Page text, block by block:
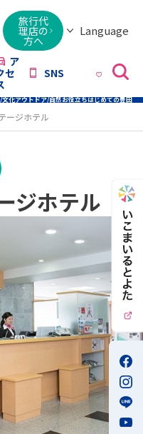
旅行代
理店の
方へ
Language
Việt
ア
セ
SNS
文化アウトドア/自然お役立ちはじめての豊田
ージホテル
ジホテル